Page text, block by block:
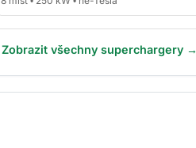
Zobrazit všechny superchargery →